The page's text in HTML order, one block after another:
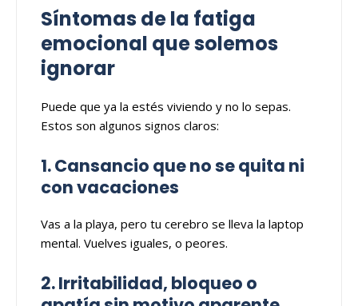
Síntomas de la fatiga
emocional que solemos
ignorar
Puede que ya la estés viviendo y no lo sepas.
Estos son algunos signos claros:
1. Cansancio que no se quita ni
con vacaciones
Vas a la playa, pero tu cerebro se lleva la laptop
mental. Vuelves iguales, o peores.
2. Irritabilidad, bloqueo o